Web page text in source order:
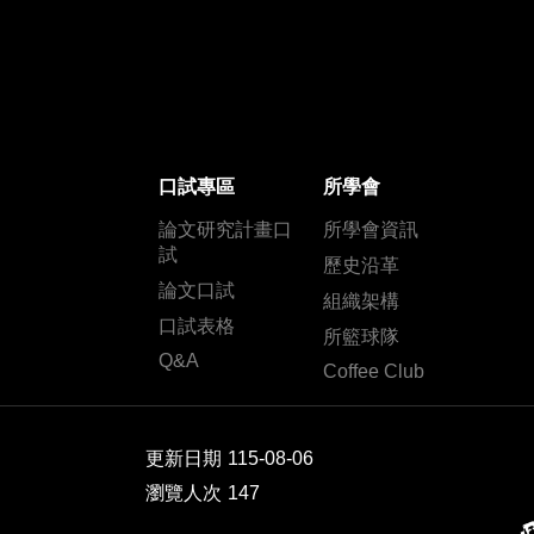
口試專區
論文研究計畫口
試
論文口試
口試表格
Q&A
所學會
所學會資訊
歷史沿革
組織架構
所籃球隊
Coffee Club
更新日期 115-08-06
瀏覽人次 147